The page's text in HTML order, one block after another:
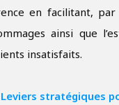
en facilitant, par
ainsi que
insatisfaits.
stratégiques